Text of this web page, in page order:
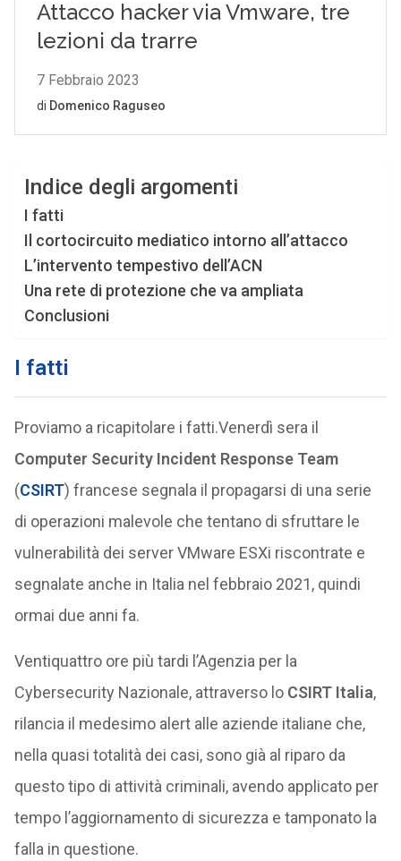
Indice degli argomenti
I fatti
Il cortocircuito mediatico intorno all’attacco
L’intervento tempestivo dell’ACN
Una rete di protezione che va ampliata
Conclusioni
I fatti
Proviamo a ricapitolare i fatti.Venerdì sera il
Computer Security Incident Response Team
(CSIRT) francese segnala il propagarsi di una serie
di operazioni malevole che tentano di sfruttare le
vulnerabilità dei server VMware ESXi riscontrate e
segnalate anche in Italia nel febbraio 2021, quindi
ormai due anni fa.
Ventiquattro ore più tardi l’Agenzia per la
Cybersecurity Nazionale, attraverso lo CSIRT Italia,
rilancia il medesimo alert alle aziende italiane che,
nella quasi totalità dei casi, sono già al riparo da
questo tipo di attività criminali, avendo applicato per
tempo l’aggiornamento di sicurezza e tamponato la
falla in questione.